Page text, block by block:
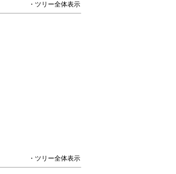
・ツリー全体表示
・ツリー全体表示